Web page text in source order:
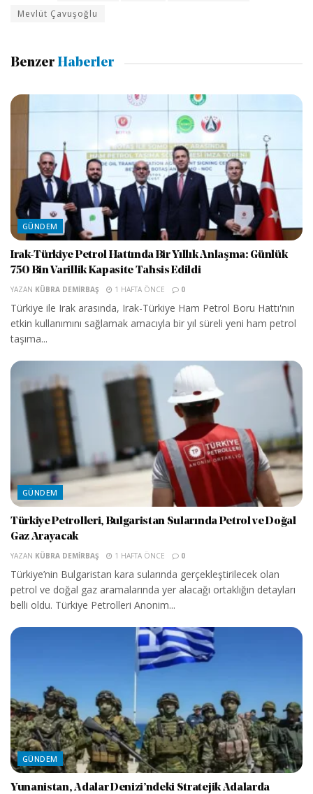
Mevlüt Çavuşoğlu
Benzer Haberler
GÜNDEM
Irak-Türkiye Petrol Hattında Bir Yıllık Anlaşma: Günlük
750 Bin Varillik Kapasite Tahsis Edildi
YAZAN KÜBRA DEMIRBAŞ 1 HAFTA ÖNCE 0
Türkiye ile Irak arasında, Irak-Türkiye Ham Petrol Boru Hattı'nın
etkin kullanımını sağlamak amacıyla bir yıl süreli yeni ham petrol
taşıma...
GÜNDEM
Türkiye Petrolleri, Bulgaristan Sularında Petrol ve Doğal
Gaz Arayacak
YAZAN KÜBRA DEMIRBAŞ 1 HAFTA ÖNCE 0
Türkiye’nin Bulgaristan kara sularında gerçekleştirilecek olan
petrol ve doğal gaz aramalarında yer alacağı ortaklığın detayları
belli oldu. Türkiye Petrolleri Anonim...
GÜNDEM
Yunanistan, Adalar Denizi’ndeki Stratejik Adalarda